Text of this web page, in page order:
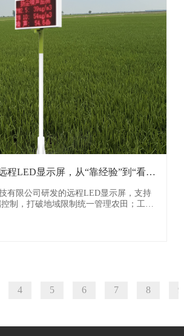
程LED显示屏，从“靠经验”到“看屏
有限公司研发的远程LED显示屏，支持
制，打破地域限制统一管理农田；工业
营成本，推动传统农业向数字化转型升
4 5 6 7 8 9